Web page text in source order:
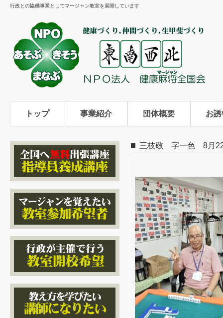
行政との協働事業としてマージャン教室を展開しています
トップ 事業紹介 団体概要 お
三枝敬 字一色 8月